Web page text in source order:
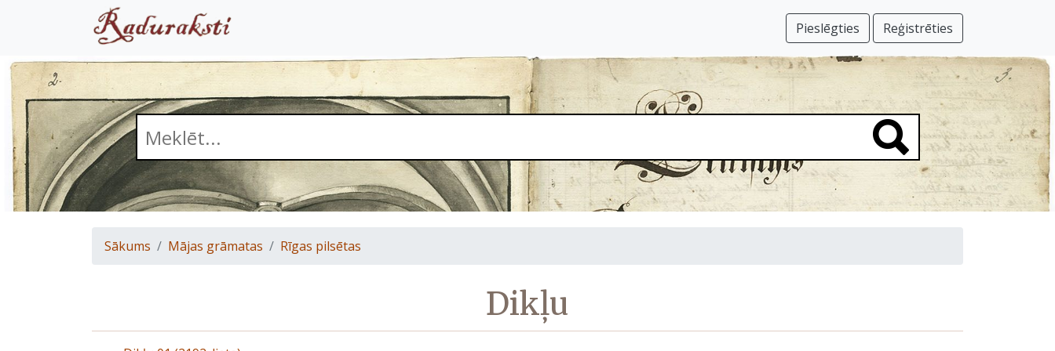
Pieslēgties Reģistrēties
Sākums Mājas grāmatas Rīgas pilsētas
Dikļu